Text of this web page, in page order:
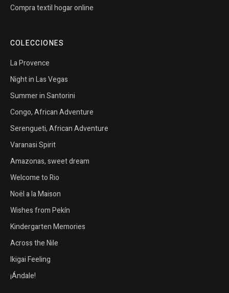
Compra textil hogar online
COLECCIONES
La Provence
Night in Las Vegas
Summer in Santorini
Congo, African Adventure
Serengueti, African Adventure
Varanasi Spirit
Amazonas, sweet dream
Welcome to Rio
Noël a la Maison
Wishes from Pekín
Kindergarten Memories
Across the Nile
Ikigai Feeling
¡Ándale!